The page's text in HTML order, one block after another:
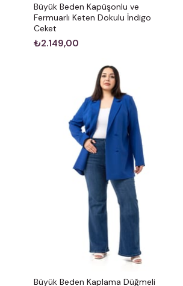
Büyük Beden Kapüşonlu ve
Fermuarlı Keten Dokulu İndigo
Ceket
₺2.149,00
Büyük Beden Kaplama Düğmeli